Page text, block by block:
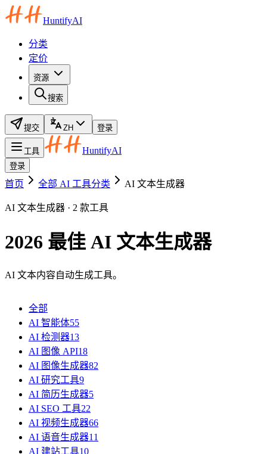
HuntifyAI
分类
定价
资源
搜索
提交 ZH 登录
工具 HuntifyAI
登录
首页 全部 AI 工具分类 AI 文本生成器
AI 文本生成器 · 2 款工具
2026 最佳 AI 文本生成器
AI 文本内容自动生成工具。
全部
AI 智能体55
AI 检测器13
AI 图像 API18
AI 图像生成器82
AI 研究工具9
AI 简历生成器5
AI SEO 工具22
AI 视频生成器66
AI 语音生成器11
AI 建站工具10